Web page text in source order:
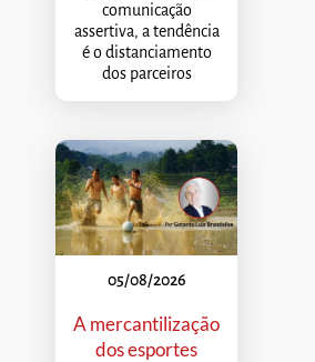
comunicação
assertiva, a tendência
é o distanciamento
dos parceiros
05/08/2026
A mercantilização
dos esportes